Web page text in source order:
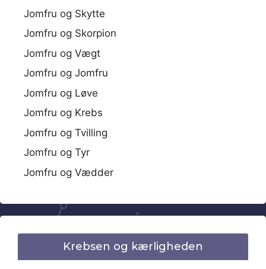
Jomfru og Skytte
Jomfru og Skorpion
Jomfru og Vægt
Jomfru og Jomfru
Jomfru og Løve
Jomfru og Krebs
Jomfru og Tvilling
Jomfru og Tyr
Jomfru og Vædder
Krebsen og kærligheden